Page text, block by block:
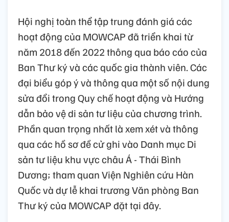
Hội nghị toàn thể tập trung đánh giá các
hoạt động của MOWCAP đã triển khai từ
năm 2018 đến 2022 thông qua báo cáo của
Ban Thư ký và các quốc gia thành viên. Các
đại biểu góp ý và thông qua một số nội dung
sửa đổi trong Quy chế hoạt động và Hướng
dẫn bảo vệ di sản tư liệu của chương trình.
Phần quan trọng nhất là xem xét và thông
qua các hồ sơ đề cử ghi vào Danh mục Di
sản tư liệu khu vực châu Á - Thái Bình
Dương; tham quan Viện Nghiên cứu Hàn
Quốc và dự lễ khai trương Văn phòng Ban
Thư ký của MOWCAP đặt tại đây.